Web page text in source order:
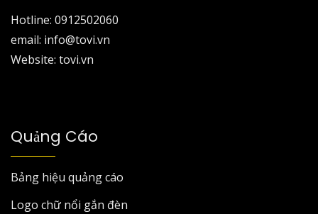
Hotline: 0912502060
email: info@tovi.vn
Website: tovi.vn
Quảng Cáo
Bảng hiệu quảng cáo
Logo chữ nổi gắn đèn